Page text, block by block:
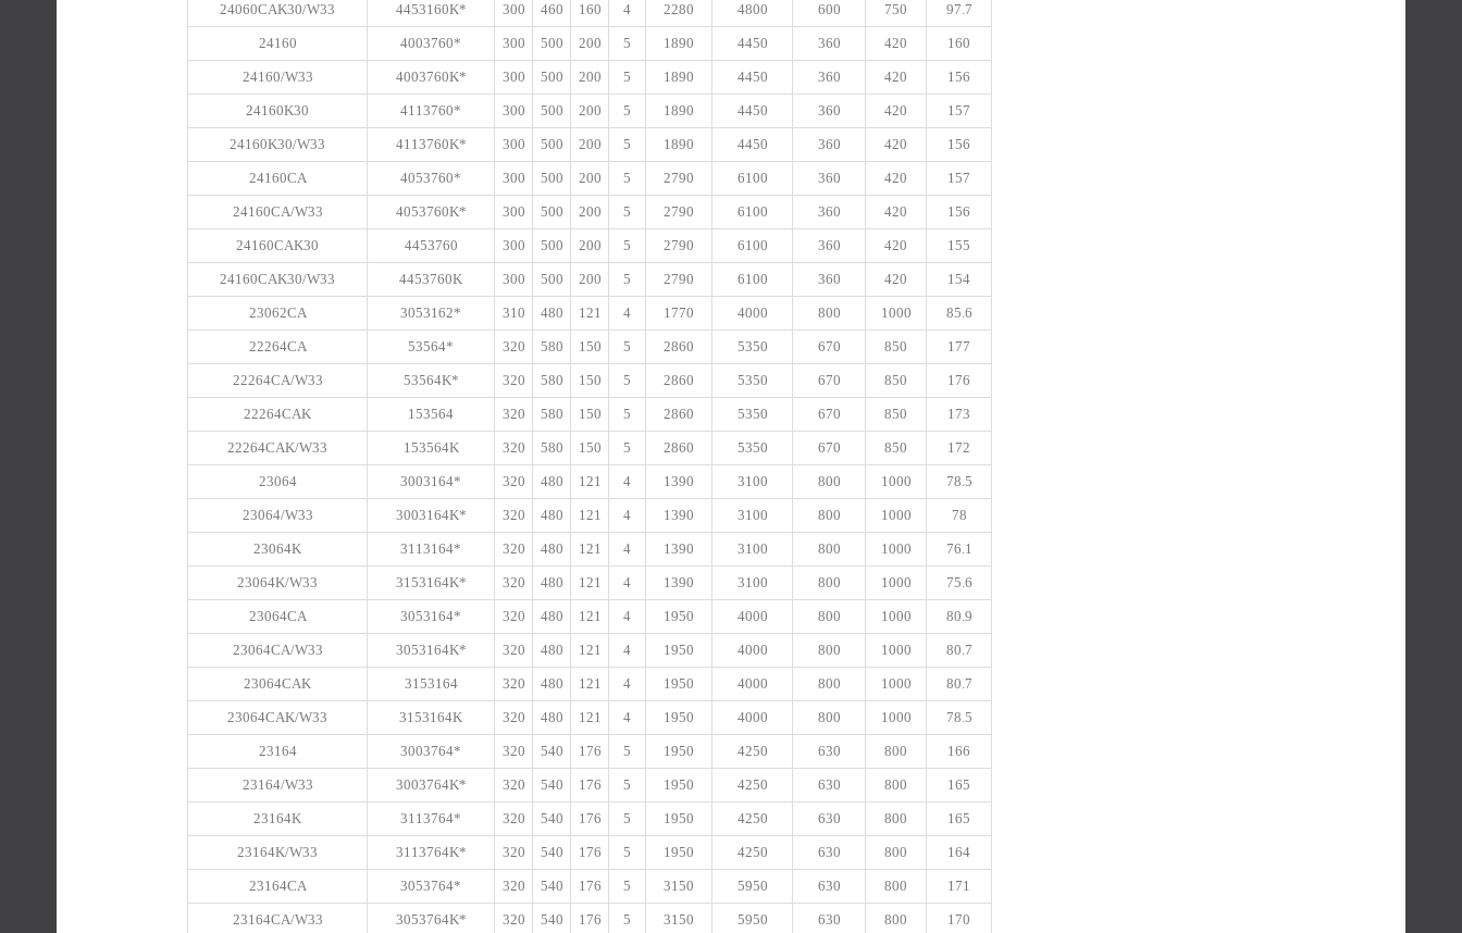
24060CAK30/W33 4453160K* 300 460 160 4 2280 4800 600 750 97.7
24160 4003760* 300 500 200 5 1890 4450 360 420 160
24160/W33 4003760K* 300 500 200 5 1890 4450 360 420 156
24160K30 4113760* 300 500 200 5 1890 4450 360 420 157
24160K30/W33 4113760K* 300 500 200 5 1890 4450 360 420 156
24160CA 4053760* 300 500 200 5 2790 6100 360 420 157
24160CA/W33 4053760K* 300 500 200 5 2790 6100 360 420 156
24160CAK30 4453760 300 500 200 5 2790 6100 360 420 155
24160CAK30/W33 4453760K 300 500 200 5 2790 6100 360 420 154
23062CA 3053162* 310 480 121 4 1770 4000 800 1000 85.6
22264CA 53564* 320 580 150 5 2860 5350 670 850 177
22264CA/W33 53564K* 320 580 150 5 2860 5350 670 850 176
22264CAK 153564 320 580 150 5 2860 5350 670 850 173
22264CAK/W33 153564K 320 580 150 5 2860 5350 670 850 172
23064 3003164* 320 480 121 4 1390 3100 800 1000 78.5
23064/W33 3003164K* 320 480 121 4 1390 3100 800 1000 78
23064K 3113164* 320 480 121 4 1390 3100 800 1000 76.1
23064K/W33 3153164K* 320 480 121 4 1390 3100 800 1000 75.6
23064CA 3053164* 320 480 121 4 1950 4000 800 1000 80.9
23064CA/W33 3053164K* 320 480 121 4 1950 4000 800 1000 80.7
23064CAK 3153164 320 480 121 4 1950 4000 800 1000 80.7
23064CAK/W33 3153164K 320 480 121 4 1950 4000 800 1000 78.5
23164 3003764* 320 540 176 5 1950 4250 630 800 166
23164/W33 3003764K* 320 540 176 5 1950 4250 630 800 165
23164K 3113764* 320 540 176 5 1950 4250 630 800 165
23164K/W33 3113764K* 320 540 176 5 1950 4250 630 800 164
23164CA 3053764* 320 540 176 5 3150 5950 630 800 171
23164CA/W33 3053764K* 320 540 176 5 3150 5950 630 800 170